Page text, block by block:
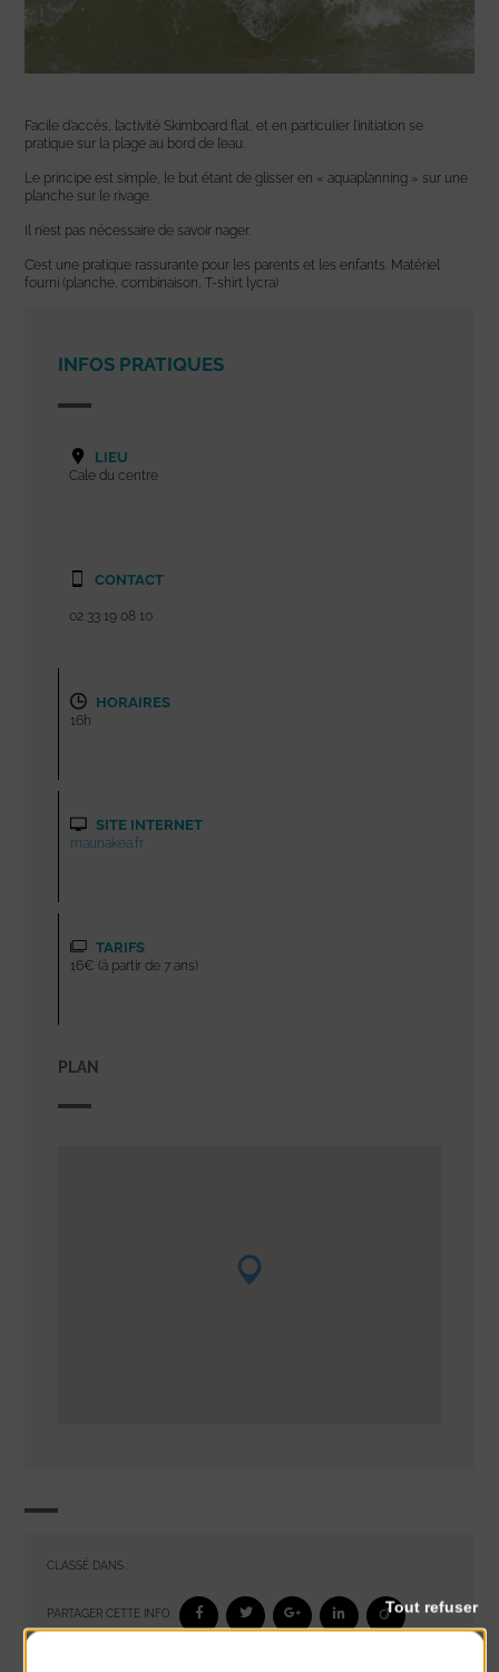
Facile d’accès, l’activité Skimboard flat, et en particulier l’initiation se
pratique sur la plage au bord de l’eau.
Le principe est simple, le but étant de glisser en « aquaplanning » sur une
planche sur le rivage.
Il n’est pas nécessaire de savoir nager.
C’est une pratique rassurante pour les parents et les enfants. Matériel
fourni (planche, combinaison, T-shirt lycra)
INFOS PRATIQUES
LIEU
Cale du centre
CONTACT
02 33 19 08 10
HORAIRES
16h
SITE INTERNET
maunakea.fr
TARIFS
16€ (à partir de 7 ans)
PLAN
CLASSÉ DANS :
PARTAGER CETTE INFO : Tout refuser